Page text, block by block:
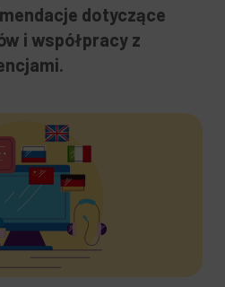
dotyczące
i współpracy z